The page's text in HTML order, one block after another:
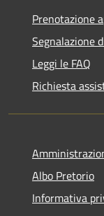
Prenotazione
Segnalazione
Leggi le FAQ
Richiesta
Albo Pretorio
Informativa